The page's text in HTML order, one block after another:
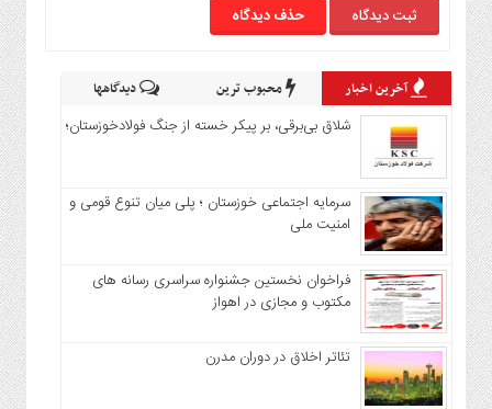
حذف دیدگاه
آخرین اخبار محبوب ترین دیدگاهها
شلاق‌ بی‌برقی، بر پیکر خسته‌ از جنگ فولادخوزستان؛
سرمایه اجتماعی خوزستان ؛ پلی میان تنوع قومی و
امنیت ملی
فراخوان نخستین جشنواره سراسری رسانه های
مکتوب و مجازی در اهواز
تئاتر اخلاق در دوران مدرن